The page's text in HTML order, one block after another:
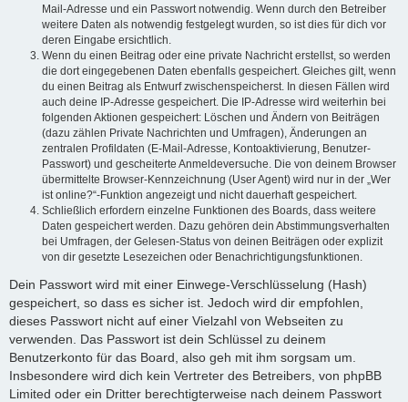
Mail-Adresse und ein Passwort notwendig. Wenn durch den Betreiber
weitere Daten als notwendig festgelegt wurden, so ist dies für dich vor
deren Eingabe ersichtlich.
Wenn du einen Beitrag oder eine private Nachricht erstellst, so werden
die dort eingegebenen Daten ebenfalls gespeichert. Gleiches gilt, wenn
du einen Beitrag als Entwurf zwischenspeicherst. In diesen Fällen wird
auch deine IP-Adresse gespeichert. Die IP-Adresse wird weiterhin bei
folgenden Aktionen gespeichert: Löschen und Ändern von Beiträgen
(dazu zählen Private Nachrichten und Umfragen), Änderungen an
zentralen Profildaten (E-Mail-Adresse, Kontoaktivierung, Benutzer-
Passwort) und gescheiterte Anmeldeversuche. Die von deinem Browser
übermittelte Browser-Kennzeichnung (User Agent) wird nur in der „Wer
ist online?“-Funktion angezeigt und nicht dauerhaft gespeichert.
Schließlich erfordern einzelne Funktionen des Boards, dass weitere
Daten gespeichert werden. Dazu gehören dein Abstimmungsverhalten
bei Umfragen, der Gelesen-Status von deinen Beiträgen oder explizit
von dir gesetzte Lesezeichen oder Benachrichtigungsfunktionen.
Dein Passwort wird mit einer Einwege-Verschlüsselung (Hash)
gespeichert, so dass es sicher ist. Jedoch wird dir empfohlen,
dieses Passwort nicht auf einer Vielzahl von Webseiten zu
verwenden. Das Passwort ist dein Schlüssel zu deinem
Benutzerkonto für das Board, also geh mit ihm sorgsam um.
Insbesondere wird dich kein Vertreter des Betreibers, von phpBB
Limited oder ein Dritter berechtigterweise nach deinem Passwort